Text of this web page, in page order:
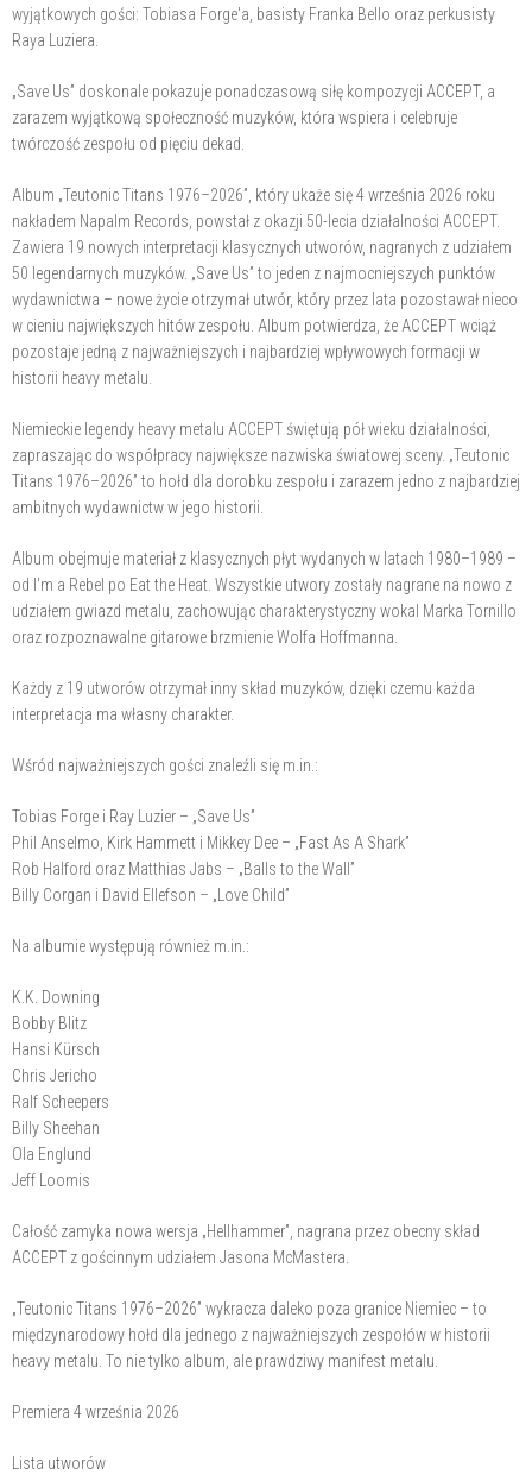
wyjątkowych gości: Tobiasa Forge'a, basisty Franka Bello oraz perkusisty
Raya Luziera.
„Save Us” doskonale pokazuje ponadczasową siłę kompozycji ACCEPT, a
zarazem wyjątkową społeczność muzyków, która wspiera i celebruje
twórczość zespołu od pięciu dekad.
Album „Teutonic Titans 1976–2026”, który ukaże się 4 września 2026 roku
nakładem Napalm Records, powstał z okazji 50-lecia działalności ACCEPT.
Zawiera 19 nowych interpretacji klasycznych utworów, nagranych z udziałem
50 legendarnych muzyków. „Save Us” to jeden z najmocniejszych punktów
wydawnictwa – nowe życie otrzymał utwór, który przez lata pozostawał nieco
w cieniu największych hitów zespołu. Album potwierdza, że ACCEPT wciąż
pozostaje jedną z najważniejszych i najbardziej wpływowych formacji w
historii heavy metalu.
Niemieckie legendy heavy metalu ACCEPT świętują pół wieku działalności,
zapraszając do współpracy największe nazwiska światowej sceny. „Teutonic
Titans 1976–2026” to hołd dla dorobku zespołu i zarazem jedno z najbardziej
ambitnych wydawnictw w jego historii.
Album obejmuje materiał z klasycznych płyt wydanych w latach 1980–1989 –
od I'm a Rebel po Eat the Heat. Wszystkie utwory zostały nagrane na nowo z
udziałem gwiazd metalu, zachowując charakterystyczny wokal Marka Tornillo
oraz rozpoznawalne gitarowe brzmienie Wolfa Hoffmanna.
Każdy z 19 utworów otrzymał inny skład muzyków, dzięki czemu każda
interpretacja ma własny charakter.
Wśród najważniejszych gości znaleźli się m.in.:
Tobias Forge i Ray Luzier – „Save Us”
Phil Anselmo, Kirk Hammett i Mikkey Dee – „Fast As A Shark”
Rob Halford oraz Matthias Jabs – „Balls to the Wall”
Billy Corgan i David Ellefson – „Love Child”
Na albumie występują również m.in.:
K.K. Downing
Bobby Blitz
Hansi Kürsch
Chris Jericho
Ralf Scheepers
Billy Sheehan
Ola Englund
Jeff Loomis
Całość zamyka nowa wersja „Hellhammer”, nagrana przez obecny skład
ACCEPT z gościnnym udziałem Jasona McMastera.
„Teutonic Titans 1976–2026” wykracza daleko poza granice Niemiec – to
międzynarodowy hołd dla jednego z najważniejszych zespołów w historii
heavy metalu. To nie tylko album, ale prawdziwy manifest metalu.
Premiera 4 września 2026
Lista utworów